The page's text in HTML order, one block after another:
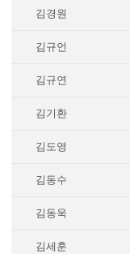
김경원
김규언
김규연
김기환
김도영
김동수
김동욱
김세훈